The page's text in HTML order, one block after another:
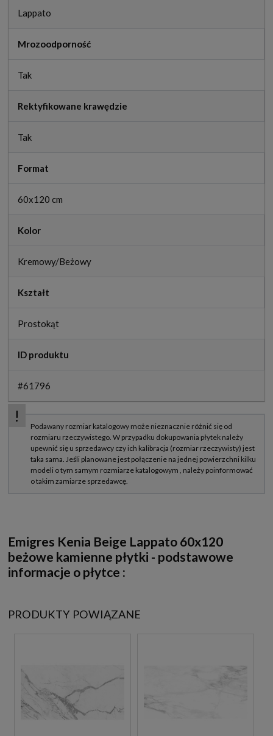
Lappato
Mrozoodporność
Tak
Rektyfikowane krawędzie
Tak
Format
60x120 cm
Kolor
Kremowy/Beżowy
Kształt
Prostokąt
ID produktu
#61796
Emigres Kenia Beige Lappato 60x120
beżowe kamienne płytki - podstawowe
informacje o płytce :
PRODUKTY POWIĄZANE